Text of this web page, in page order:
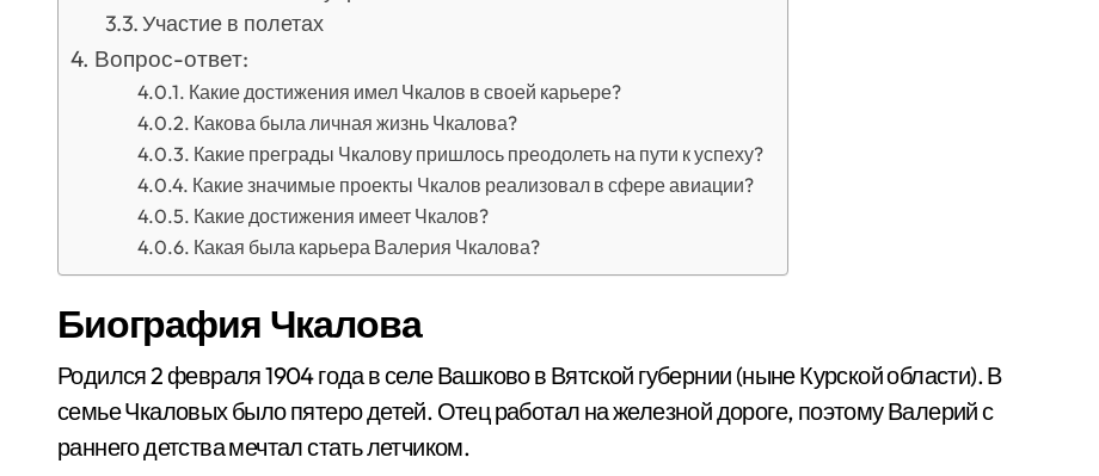
Участие в полетах
Вопрос-ответ:
Какие достижения имел Чкалов в своей карьере?
Какова была личная жизнь Чкалова?
Какие преграды Чкалову пришлось преодолеть на пути к успеху?
Какие значимые проекты Чкалов реализовал в сфере авиации?
Какие достижения имеет Чкалов?
Какая была карьера Валерия Чкалова?
Биография Чкалова
Родился 2 февраля 1904 года в селе Вашково в Вятской губернии (ныне Курской области). В
семье Чкаловых было пятеро детей. Отец работал на железной дороге, поэтому Валерий с
раннего детства мечтал стать летчиком.